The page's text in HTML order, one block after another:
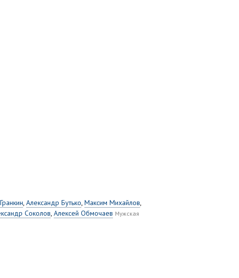
, Александр Бутько, Максим Михайлов,
Соколов, Алексей Обмочаев Мужская